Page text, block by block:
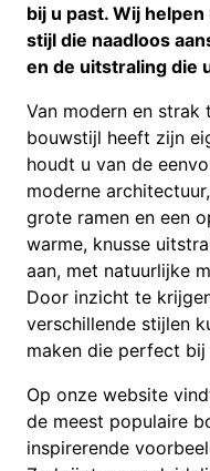
bij u past. Wij
stijl die naadloos
en de uitstraling die
Van modern en strak
bouwstijl heeft zijn
houdt u van de
moderne
grote ramen en een
warme, knusse
aan, met natuurlijke
Door inzicht te
verschillende stijlen
maken die perfect bij
Op onze website
de meest populaire
inspirerende